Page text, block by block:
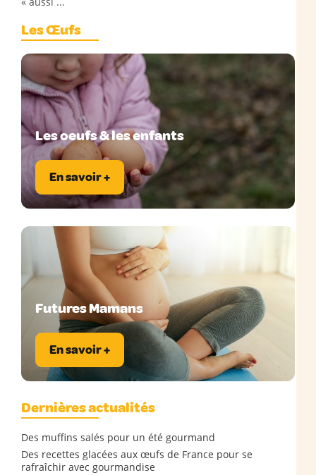
Les Œufs
Les oeufs & les enfants
En savoir +
Futures Mamans
En savoir +
Dernières actualités
Des muffins salés pour un été gourmand
Des recettes glacées aux œufs de France pour se
rafraîchir avec gourmandise